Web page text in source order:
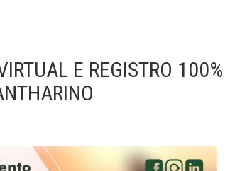
E REGISTRO 100%